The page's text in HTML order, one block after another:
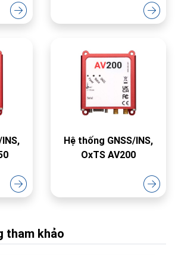
Hệ thống GNSS/INS,
OxTS AV200
tham khảo